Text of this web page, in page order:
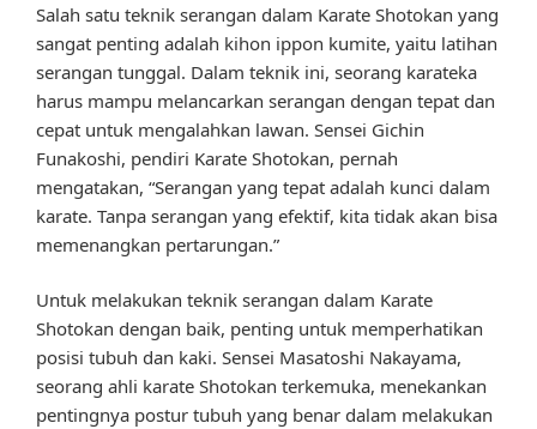
Salah satu teknik serangan dalam Karate Shotokan yang
sangat penting adalah kihon ippon kumite, yaitu latihan
serangan tunggal. Dalam teknik ini, seorang karateka
harus mampu melancarkan serangan dengan tepat dan
cepat untuk mengalahkan lawan. Sensei Gichin
Funakoshi, pendiri Karate Shotokan, pernah
mengatakan, “Serangan yang tepat adalah kunci dalam
karate. Tanpa serangan yang efektif, kita tidak akan bisa
memenangkan pertarungan.”
Untuk melakukan teknik serangan dalam Karate
Shotokan dengan baik, penting untuk memperhatikan
posisi tubuh dan kaki. Sensei Masatoshi Nakayama,
seorang ahli karate Shotokan terkemuka, menekankan
pentingnya postur tubuh yang benar dalam melakukan